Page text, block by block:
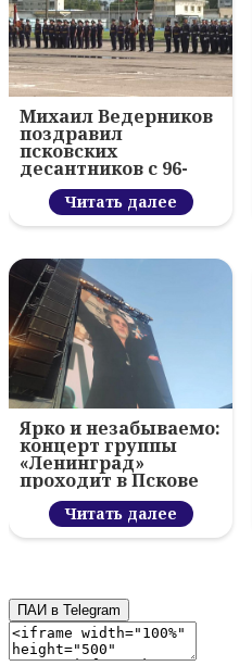
Михаил Ведерников
поздравил
псковских
десантников с 96-
летием ВДВ и
вручил награды
Читать далее
Ярко и незабываемо:
концерт группы
«Ленинград»
проходит в Пскове
Читать далее
ПАИ в Telegram